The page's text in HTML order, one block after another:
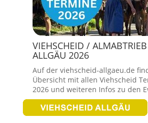
VIEHSCHEID /
ALLGÄU 2026
Auf der viehscheid-allgaeu.de
Übersicht mit allen Viehscheid
2026 und weiteren Infos zu den